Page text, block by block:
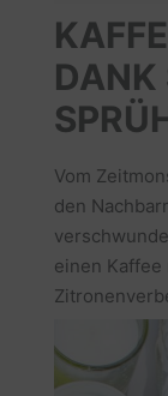
DANK
Vom
den
einen